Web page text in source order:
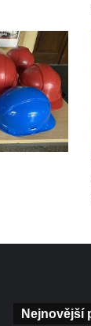
Nejnovější